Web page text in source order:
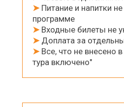
➤Питание и напитки
программе
➤Входные билеты не
➤Доплата за
➤Все, что не внесено
тура включено"